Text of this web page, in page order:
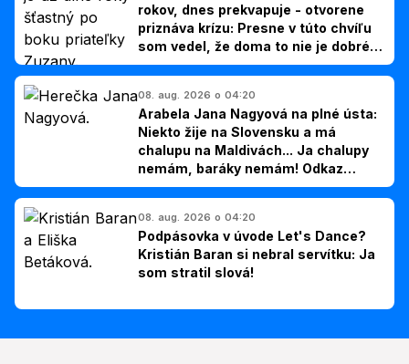
rokov, dnes prekvapuje - otvorene
priznáva krízu: Presne v túto chvíľu
som vedel, že doma to nie je dobré,
hovorí Milan Ondrík
08. aug. 2026 o 04:20
Arabela Jana Nagyová na plné ústa:
Niekto žije na Slovensku a má
chalupu na Maldivách... Ja chalupy
nemám, baráky nemám! Odkaz
Slovákom
08. aug. 2026 o 04:20
Podpásovka v úvode Let's Dance?
Kristián Baran si nebral servítku: Ja
som stratil slová!